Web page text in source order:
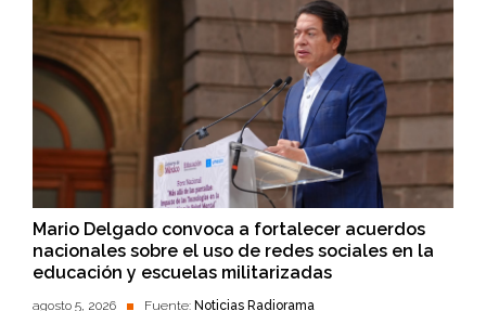
Mario Delgado convoca a fortalecer acuerdos
nacionales sobre el uso de redes sociales en la
educación y escuelas militarizadas
agosto 5, 2026 Fuente: Noticias Radiorama